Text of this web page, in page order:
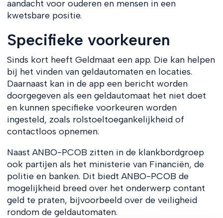
aandacht voor ouderen en mensen in een
kwetsbare positie.
Specifieke voorkeuren
Sinds kort heeft Geldmaat een app. Die kan helpen
bij het vinden van geldautomaten en locaties.
Daarnaast kan in de app een bericht worden
doorgegeven als een geldautomaat het niet doet
en kunnen specifieke voorkeuren worden
ingesteld, zoals rolstoeltoegankelijkheid of
contactloos opnemen.
Naast ANBO-PCOB zitten in de klankbordgroep
ook partijen als het ministerie van Financiën, de
politie en banken. Dit biedt ANBO-PCOB de
mogelijkheid breed over het onderwerp contant
geld te praten, bijvoorbeeld over de veiligheid
rondom de geldautomaten.